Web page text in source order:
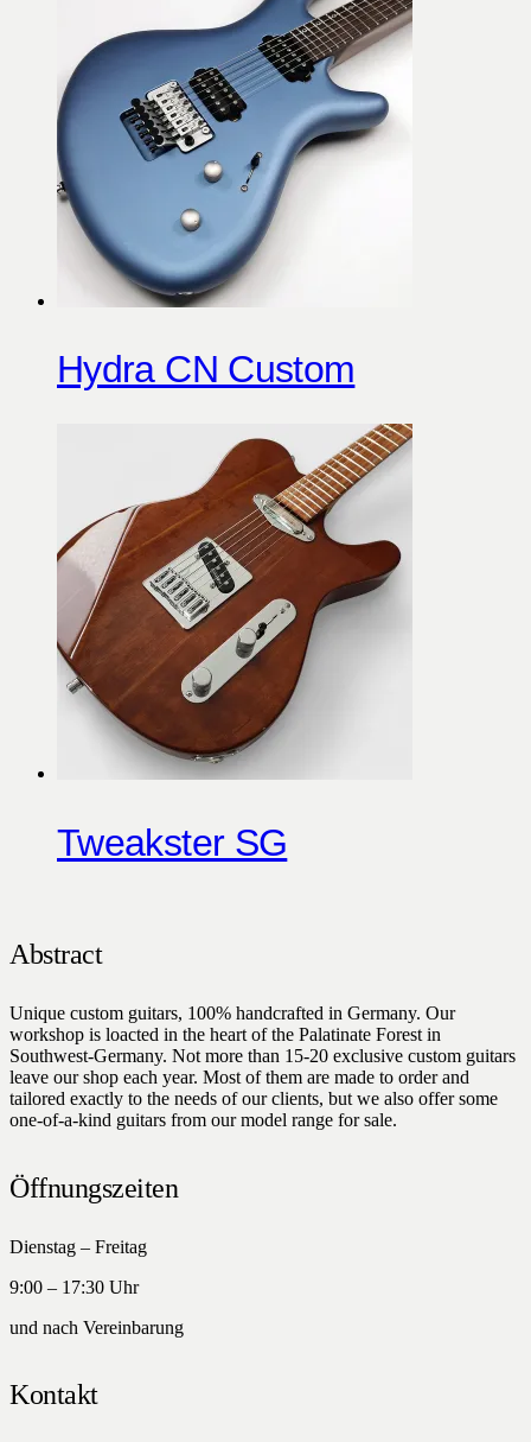
Hydra CN Custom
Tweakster SG
Abstract
Unique custom guitars, 100% handcrafted in Germany. Our
workshop is loacted in the heart of the Palatinate Forest in
Southwest-Germany. Not more than 15-20 exclusive custom guitars
leave our shop each year. Most of them are made to order and
tailored exactly to the needs of our clients, but we also offer some
one-of-a-kind guitars from our model range for sale.
Öffnungszeiten
Dienstag – Freitag
9:00 – 17:30 Uhr
und nach Vereinbarung
Kontakt